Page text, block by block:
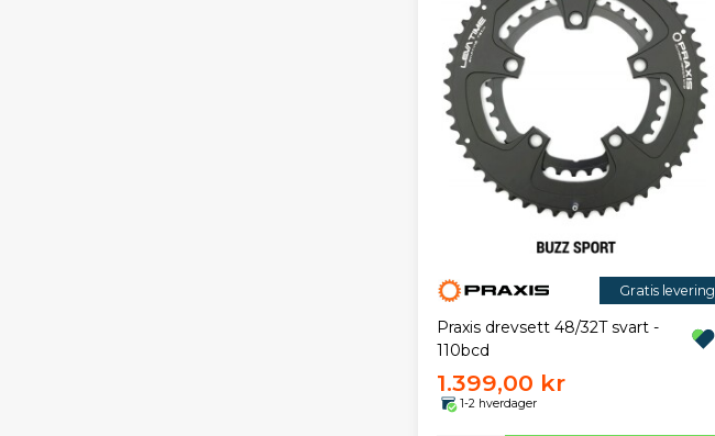
Gratis levering
Praxis drevsett 48/32T svart -
110bcd
1.399,00 kr
1-2 hverdager